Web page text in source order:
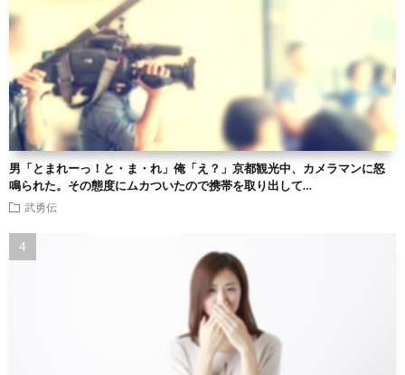
男「とまれーっ！と・ま・れ」俺「え？」京都観光中、カメラマンに怒
鳴られた。その態度にムカついたので携帯を取り出して…
武勇伝